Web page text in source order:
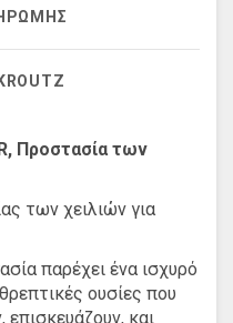
Προστασία των
των χειλιών για
παρέχει ένα ισχυρό
ουσίες που
και